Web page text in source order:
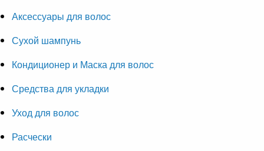
Аксессуары для волос
Сухой шампунь
Кондиционер и Маска для волос
Средства для укладки
Уход для волос
Расчески